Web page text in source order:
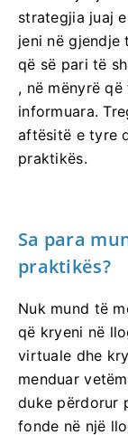
strategjia juaj
jeni në gjendje
që së pari të
, në mënyrë
informuara.
aftësitë e tyre
praktikës.
Sa para
praktikës?
Nuk mund të
që kryeni në
virtuale dhe
menduar
duke përdorur
fonde në një